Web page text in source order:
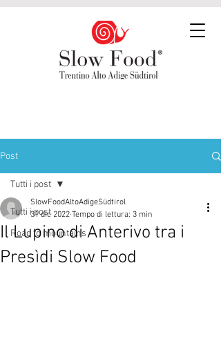
Post
Tutti i post
Road to mountains
Tutti i post
Il Lupino di Anterivo tra i
Presìdi Slow Food
SlowFoodAltoAdigeSüdtirol
31 dic 2022 Tempo di lettura: 3 min